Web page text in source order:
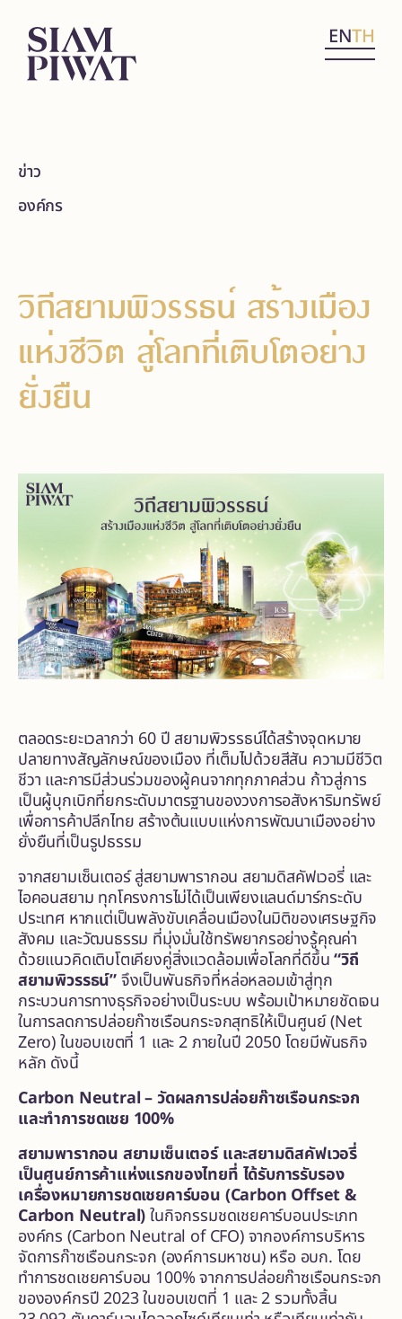
ENTH
ข่าว
องค์กร
วิถีสยามพิวรรธน์ สร้างเมือง
แห่งชีวิต สู่โลกที่เติบโตอย่าง
ยั่งยืน
ตลอดระยะเวลากว่า 60 ปี สยามพิวรรธน์ได้สร้างจุดหมาย
ปลายทางสัญลักษณ์ของเมือง ที่เต็มไปด้วยสีสัน ความมีชีวิต
ชีวา และการมีส่วนร่วมของผู้คนจากทุกภาคส่วน ก้าวสู่การ
เป็นผู้บุกเบิกที่ยกระดับมาตรฐานของวงการอสังหาริมทรัพย์
เพื่อการค้าปลีกไทย สร้างต้นแบบแห่งการพัฒนาเมืองอย่าง
ยั่งยืนที่เป็นรูปธรรม
จากสยามเซ็นเตอร์ สู่สยามพารากอน สยามดิสคัฟเวอรี่ และ
ไอคอนสยาม ทุกโครงการไม่ได้เป็นเพียงแลนด์มาร์กระดับ
ประเทศ หากแต่เป็นพลังขับเคลื่อนเมืองในมิติของเศรษฐกิจ
สังคม และวัฒนธรรม ที่มุ่งมั่นใช้ทรัพยากรอย่างรู้คุณค่า
ด้วยแนวคิดเติบโตเคียงคู่สิ่งแวดล้อมเพื่อโลกที่ดีขึ้น“วิถี
สยามพิวรรธน์”จึงเป็นพันธกิจที่หล่อหลอมเข้าสู่ทุก
กระบวนการทางธุรกิจอย่างเป็นระบบ พร้อมเป้าหมายชัดเจน
ในการลดการปล่อยก๊าซเรือนกระจกสุทธิให้เป็นศูนย์ (Net
Zero) ในขอบเขตที่ 1 และ 2 ภายในปี 2050 โดยมีพันธกิจ
หลัก ดังนี้
Carbon Neutral – วัดผลการปล่อยก๊าซเรือนกระจก
และทำการชดเชย 100%
สยามพารากอน สยามเซ็นเตอร์ และสยามดิสคัฟเวอรี่
เป็นศูนย์การค้าแห่งแรกของไทยที่ ได้รับการรับรอง
เครื่องหมายการชดเชยคาร์บอน (Carbon Offset &
Carbon Neutral)ในกิจกรรมชดเชยคาร์บอนประเภท
องค์กร (Carbon Neutral of CFO) จากองค์การบริหาร
จัดการก๊าซเรือนกระจก (องค์การมหาชน) หรือ อบก. โดย
ทำการชดเชยคาร์บอน 100% จากการปล่อยก๊าซเรือนกระจก
ขององค์กรปี 2023 ในขอบเขตที่ 1 และ 2 รวมทั้งสิ้น